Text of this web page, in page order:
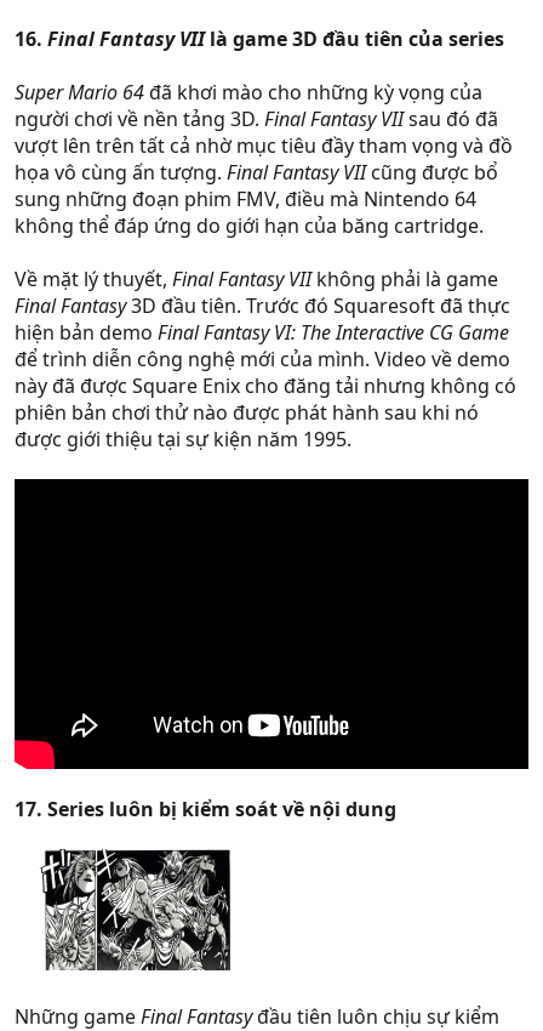
16. Final Fantasy VIIlà game 3D đầu tiên của series
Super Mario 64đã khơi mào cho những kỳ vọng của
người chơi về nền tảng 3D. Final Fantasy VIIsau đó đã
vượt lên trên tất cả nhờ mục tiêu đầy tham vọng và đồ
họa vô cùng ấn tượng. Final Fantasy VIIcũng được bổ
sung những đoạn phim FMV, điều mà Nintendo 64
không thể đáp ứng do giới hạn của băng cartridge.
Về mặt lý thuyết, Final Fantasy VIIkhông phải là game
Final Fantasy3D đầu tiên. Trước đó Squaresoft đã thực
hiện bản demo Final Fantasy VI: The Interactive CG Game
để trình diễn công nghệ mới của mình. Video về demo
này đã được Square Enix cho đăng tải nhưng không có
phiên bản chơi thử nào được phát hành sau khi nó
được giới thiệu tại sự kiện năm 1995.
17. Series luôn bị kiểm soát về nội dung
Những gameFinal Fantasyđầu tiên luôn chịu sự kiểm